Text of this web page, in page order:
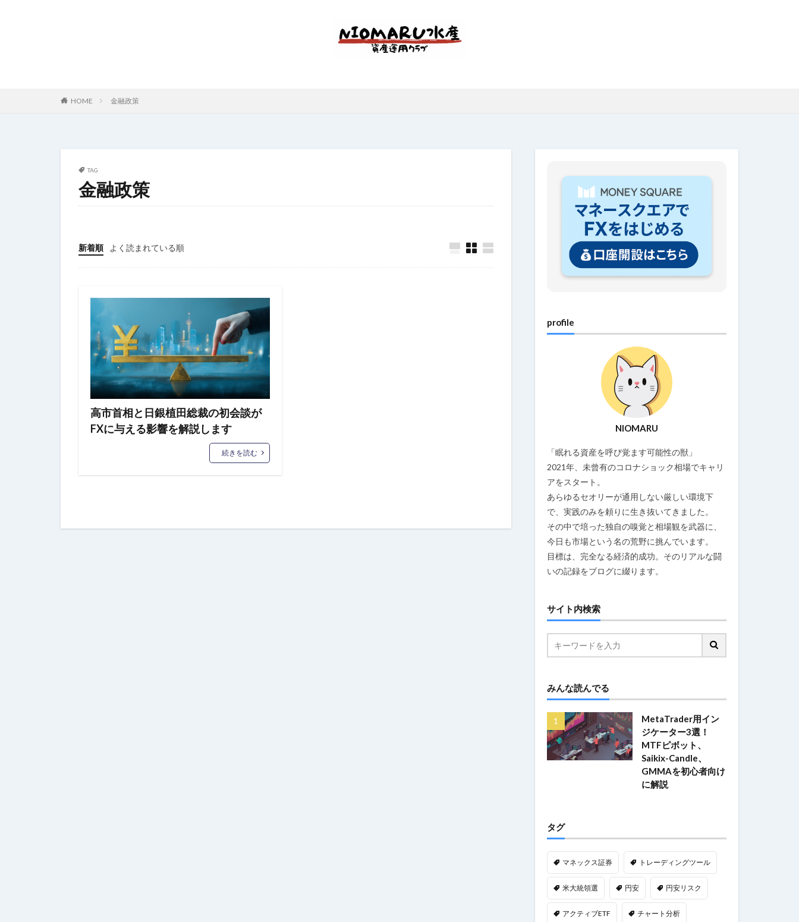
HOME 金融政策
TAG
金融政策
新着順 よく読まれている順
高市首相と日銀植田総裁の初会談が
FXに与える影響を解説します
続きを読む
profile
NIOMARU
「眠れる資産を呼び覚ます可能性の獣」
2021年、未曾有のコロナショック相場でキャリ
アをスタート。
あらゆるセオリーが通用しない厳しい環境下
で、実践のみを頼りに生き抜いてきました。
その中で培った独自の嗅覚と相場観を武器に、
今日も市場という名の荒野に挑んでいます。
目標は、完全なる経済的成功。そのリアルな闘
いの記録をブログに綴ります。
サイト内検索
みんな読んでる
MetaTrader用イン
ジケーター3選！
MTFピボット、
Saikix-Candle、
GMMAを初心者向け
に解説
タグ
マネックス証券 トレーディングツール
米大統領選 円安 円安リスク
アクティブETF チャート分析